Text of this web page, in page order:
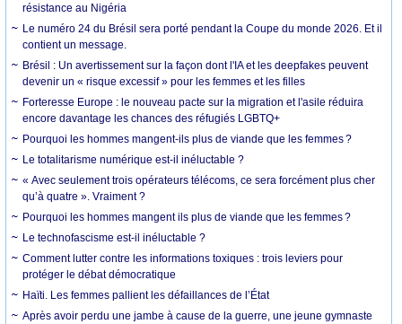
résistance au Nigéria
Le numéro 24 du Brésil sera porté pendant la Coupe du monde 2026. Et il
contient un message.
Brésil : Un avertissement sur la façon dont l'IA et les deepfakes peuvent
devenir un « risque excessif » pour les femmes et les filles
Forteresse Europe : le nouveau pacte sur la migration et l'asile réduira
encore davantage les chances des réfugiés LGBTQ+
Pourquoi les hommes mangent-ils plus de viande que les femmes ?
Le totalitarisme numérique est-il inéluctable ?
« Avec seulement trois opérateurs télécoms, ce sera forcément plus cher
qu’à quatre ». Vraiment ?
Pourquoi les hommes mangent ils plus de viande que les femmes ?
Le technofascisme est-il inéluctable ?
Comment lutter contre les informations toxiques : trois leviers pour
protéger le débat démocratique
Haïti. Les femmes pallient les défaillances de l’État
Après avoir perdu une jambe à cause de la guerre, une jeune gymnaste